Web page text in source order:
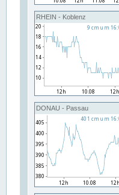
RHEIN - Koblenz
DONAU - Passau